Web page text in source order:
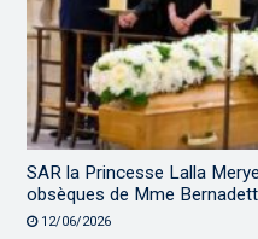
SAR la Princesse Lalla
obsèques de Mme
12/06/2026